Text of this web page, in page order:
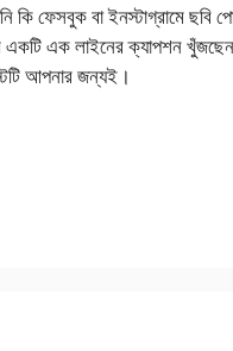
কি ফেসবুক বা ইনস্টাগ্রামে ছবি
একটি এক লাইনের ক্যাপশন
আপনার জন্যই।